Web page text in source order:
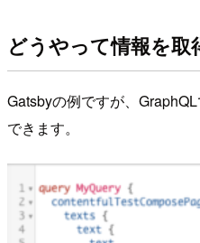
どうやって情報を取
Gatsbyの例ですが、
できます。